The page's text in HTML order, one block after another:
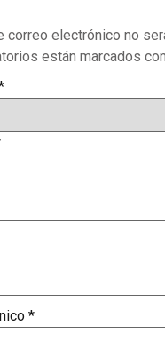
correo electrónico no
están marcados con
*